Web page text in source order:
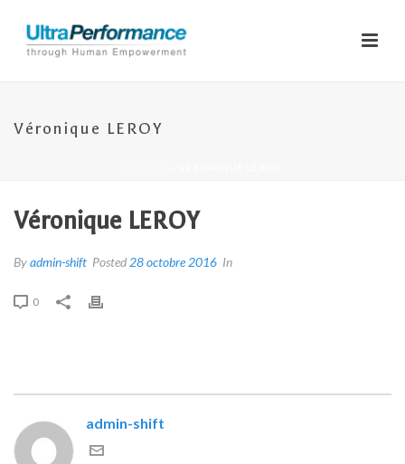
Véronique LEROY
Véronique LEROY
Byadmin-shift Posted 28 octobre 2016 In
0
admin-shift